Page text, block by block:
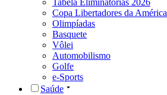
Tabela Eliminatórias 2026
Copa Libertadores da América
Olimpíadas
Basquete
Vôlei
Automobilismo
Golfe
e-Sports
Saúde